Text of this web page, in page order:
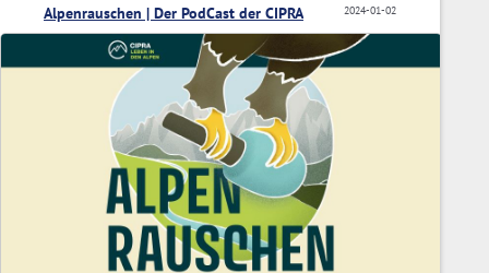
2024-01-02
Alpenrauschen | Der PodCast der CIPRA